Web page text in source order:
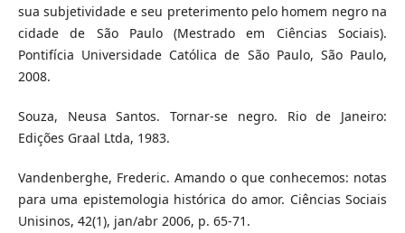
sua subjetividade e seu preterimento pelo homem negro na
cidade de São Paulo (Mestrado em Ciências Sociais).
Pontifícia Universidade Católica de São Paulo, São Paulo,
2008.
Souza, Neusa Santos. Tornar-se negro. Rio de Janeiro:
Edições Graal Ltda, 1983.
Vandenberghe, Frederic. Amando o que conhecemos: notas
para uma epistemologia histórica do amor. Ciências Sociais
Unisinos, 42(1), jan/abr 2006, p. 65-71.